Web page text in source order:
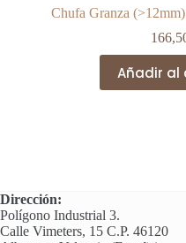
Chufa Granza
Añadir al
Dirección:
Polígono Industrial 3.
Calle Vimeters, 15 C.P. 46120